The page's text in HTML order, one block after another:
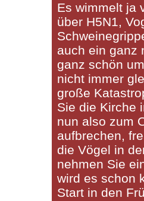
Es wimmelt ja
über H5N1,
auch ein ganz
ganz schön
nicht immer
große
Sie die Kirche
nun also zum
aufbrechen,
die Vögel in
nehmen Sie
wird es schon
Start in den